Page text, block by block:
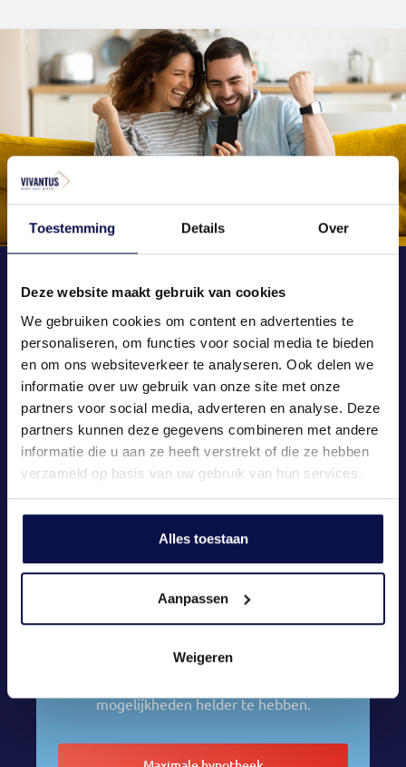
Toestemming Details Over
Deze website maakt gebruik van cookies
We gebruiken cookies om content en advertenties te
personaliseren, om functies voor social media te bieden
en om ons websiteverkeer te analyseren. Ook delen we
informatie over uw gebruik van onze site met onze
partners voor social media, adverteren en analyse. Deze
partners kunnen deze gegevens combineren met andere
informatie die u aan ze heeft verstrekt of die ze hebben
verzameld op basis van uw gebruik van hun services.
Alles toestaan
Aanpassen
Weigeren
financieringscheck
aanvragen?
Een financieringscheck is om meerdere
redenen slim:
Meer kans op succes
– Verkopers kiezen
voor zekerheid. Met een financieringscheck
kom je betrouwbaarder over en vergroot je
je kans op een woning.
kunt lenen en grijp sneller je kans in een
✅Sterkere positie bij nieuwbouw– Vaak
vereist bij inschrijvingen, zodat
Geen verrassingen
mogelijkheden helder te hebben.